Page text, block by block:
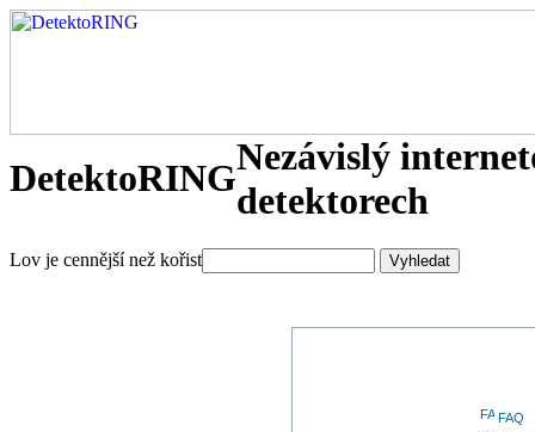
DetektoRINGNezávislý
detektorech
Lov je cennější než kořist
FAQ